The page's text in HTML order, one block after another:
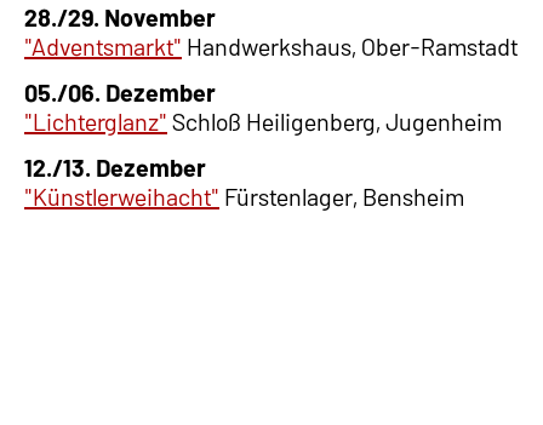
28./29. November
"Adventsmarkt" Handwerkshaus, Ober-Ramstadt
05./06. Dezember
"Lichterglanz" Schloß Heiligenberg, Jugenheim
12./13. Dezember
"Künstlerweihacht" Fürstenlager, Bensheim